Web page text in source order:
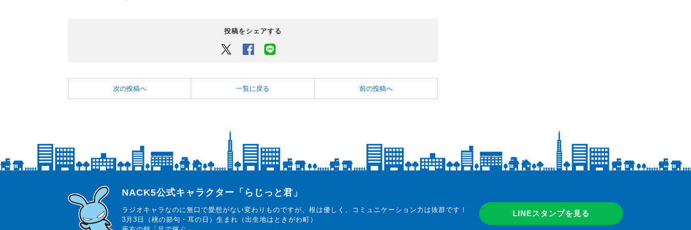
投稿をシェアする
Twitter Facebook
次の投稿へ 一覧に戻る 前の投稿へ
らじっと君
NACK5公式キャラクター「らじっと君」
ラジオキャラなのに無口で愛想がない変わりものですが、根は優しく、コミュニケーション力は抜群です！
3月3日（桃の節句・耳の日）生まれ（出生地はときがわ町）
LINEスタンプを見る